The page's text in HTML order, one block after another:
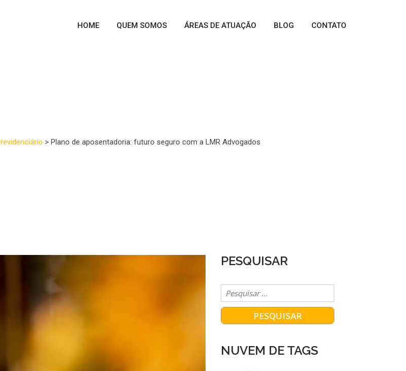
HOME QUEM SOMOS ÁREAS DE ATUAÇÃO BLOG CONTATO
> Plano de aposentadoria: futuro seguro com a LMR Advogados
PESQUISAR
NUVEM DE TAGS